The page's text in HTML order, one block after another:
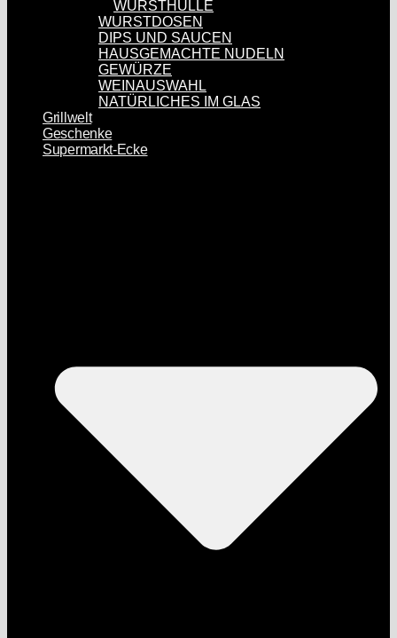
WURSTHÜLLE
WURSTDOSEN
DIPS UND SAUCEN
HAUSGEMACHTE NUDELN
GEWÜRZE
WEINAUSWAHL
NATÜRLICHES IM GLAS
Grillwelt
Geschenke
Supermarkt-Ecke